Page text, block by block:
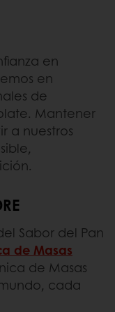
en
en
de
Mantener
a nuestros
Sabor del Pan
de Masas
de Masas
cada